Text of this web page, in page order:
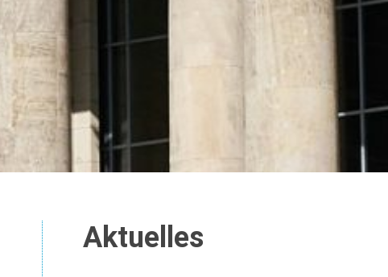
Aktuelles